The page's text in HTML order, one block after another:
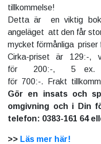
tillkommelse!
Detta är en viktig
angeläget att den får
mycket förmånliga priser
Cirka-priset är 129:-
för 200:-, 5
för 700:-. Frakt
Gör en insats och
omgivning och i Din
telefon: 0383-161 64
>> Läs mer här!